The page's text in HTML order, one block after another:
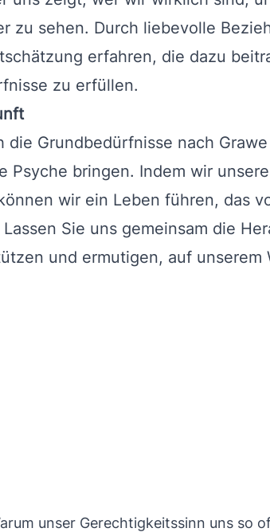
zu sehen. Durch liebevolle
erfahren, die dazu
zu erfüllen.
die Grundbedürfnisse nach
Psyche bringen. Indem wir
wir ein Leben führen, das
Sie uns gemeinsam die
und ermutigen, auf
unser Gerechtigkeitssinn uns so